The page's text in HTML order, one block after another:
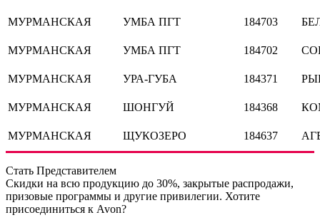
МУРМАНСКАЯ УМБА ПГТ 184703
МУРМАНСКАЯ УМБА ПГТ 184702
МУРМАНСКАЯ УРА-ГУБА 184371
МУРМАНСКАЯ ШОНГУЙ 184368
МУРМАНСКАЯ ЩУКОЗЕРО 184637
Стать Представителем
Cкидки на всю продукцию до 30%, закрытые распродажи,
призовые программы и другие привилегии. Хотите
присоединиться к Avon?